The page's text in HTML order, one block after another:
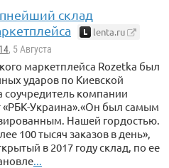
склад
lenta.ru
, 5 Августа
маркетплейса Rozetka был
ударов по Киевской
компании
«РБК-Украина».«Он был самым
Нашей гордостью.
100 тысяч заказов в день»,
в 2017 году склад, по ее